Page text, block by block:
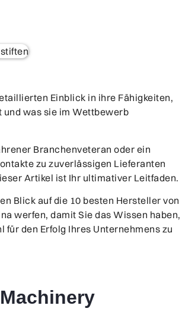
Einblick in ihre Fähigkeiten,
was sie im Wettbewerb
Branchenveteran oder ein
zu zuverlässigen Lieferanten
Artikel ist Ihr ultimativer Leitfaden.
Blick auf die 10 besten Hersteller von
werfen, damit Sie das Wissen haben,
für den Erfolg Ihres Unternehmens zu